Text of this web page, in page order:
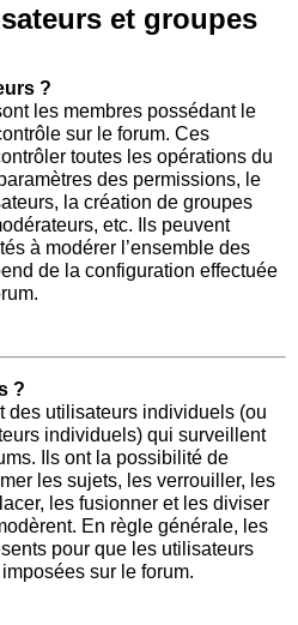
et groupes
?
les membres possédant le
sur le forum. Ces
toutes les opérations du
des permissions, le
la création de groupes
etc. Ils peuvent
à modérer l’ensemble des
de la configuration effectuée
?
des utilisateurs individuels (ou
individuels) qui surveillent
Ils ont la possibilité de
les sujets, les verrouiller, les
les fusionner et les diviser
En règle générale, les
pour que les utilisateurs
sur le forum.